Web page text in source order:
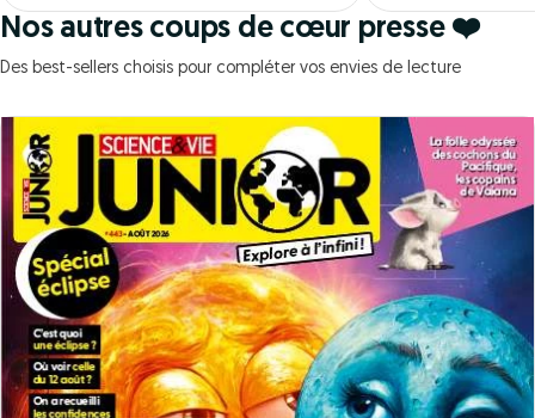
Nos autres coups de cœur presse ❤️
Des best-sellers choisis pour compléter vos envies de lecture